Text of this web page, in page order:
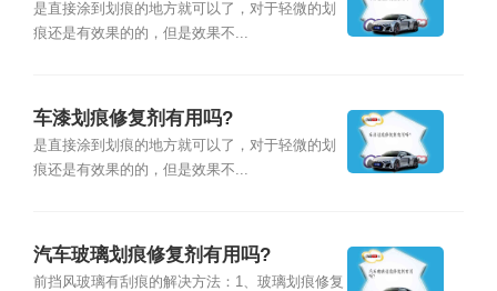
是直接涂到划痕的地方就可以了，对于轻微的划
痕还是有效果的的，但是效果不...
车漆划痕修复剂有用吗?
是直接涂到划痕的地方就可以了，对于轻微的划
痕还是有效果的的，但是效果不...
汽车玻璃划痕修复剂有用吗?
前挡风玻璃有刮痕的解决方法：1、玻璃划痕修复